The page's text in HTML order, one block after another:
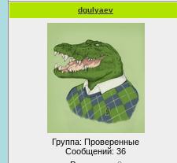
dgulyaev
Группа: Проверенные
Сообщений: 36